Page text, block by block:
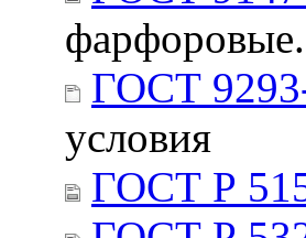
ГОСТ
условия
ГОСТ Р